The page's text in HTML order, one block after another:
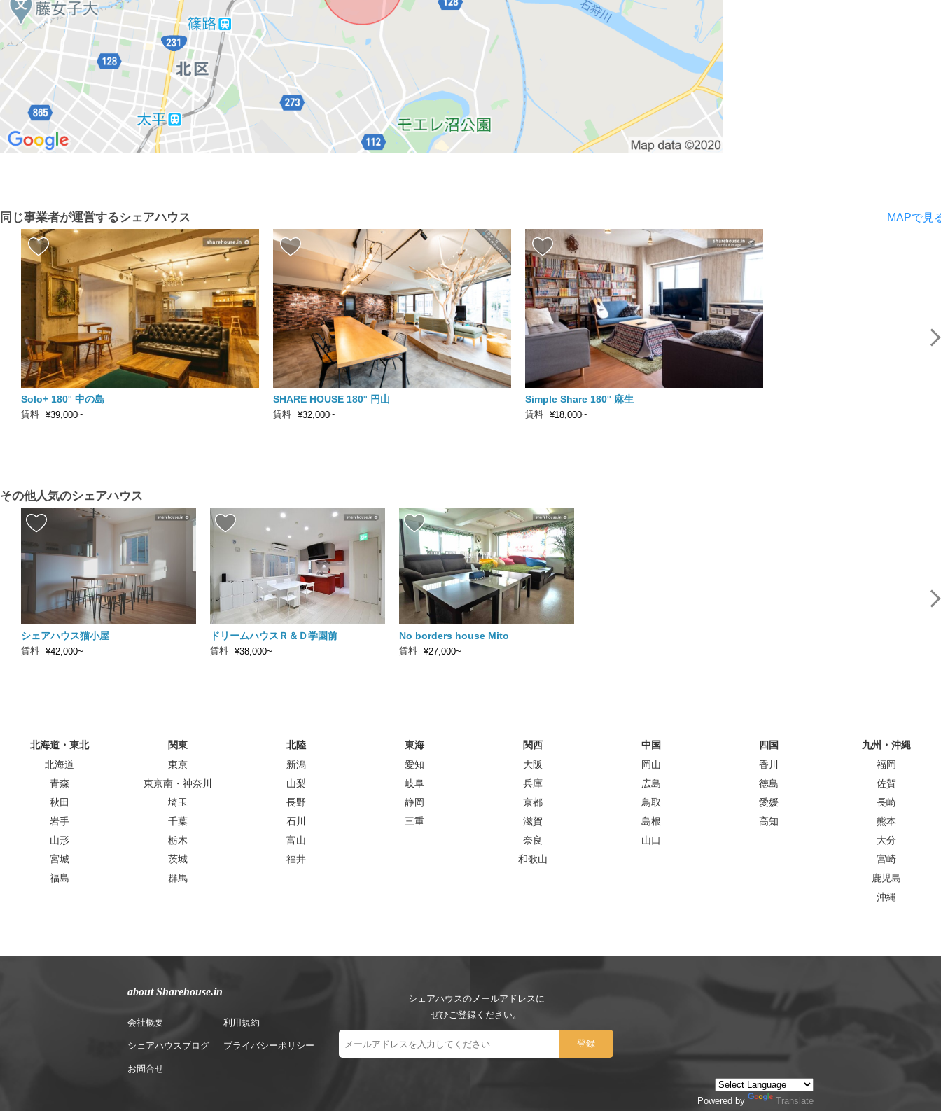
同じ事業者が運営するシェアハウス MAPで見
Solo+ 180° 中の島
賃料 ¥39,000~
SHARE HOUSE 180° 円山
賃料 ¥32,000~
Simple Share 180° 麻生
賃料 ¥18,000~
その他人気のシェアハウス
シェアハウス猫小屋
賃料 ¥42,000~
ドリームハウスＲ＆Ｄ学園前
賃料 ¥38,000~
No borders house Mito
賃料 ¥27,000~
北海道・東北 関東 北陸 東海 関西 中国 四国
九州・沖縄
北海道
東京 新潟 愛知 大阪 岡山 香川
福岡
青森
東京南・神奈川 山梨 岐阜 兵庫 広島 徳島
佐賀
秋田
埼玉 長野 静岡 京都 鳥取 愛媛
長崎
岩手
千葉 石川 三重 滋賀 島根 高知
熊本
山形
栃木 富山 奈良 山口
大分
宮城
茨城 福井 和歌山
宮崎
福島
群馬
鹿児島
沖縄
about Sharehouse.in
会社概要
シェアハウスブログ
お問合せ
利用規約
プライバシーポリシー
シェアハウスのメールアドレスに
ぜひご登録ください。
Powered by Translate